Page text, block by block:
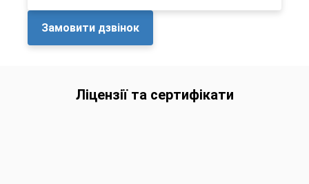
Ліцензії та сертифікати